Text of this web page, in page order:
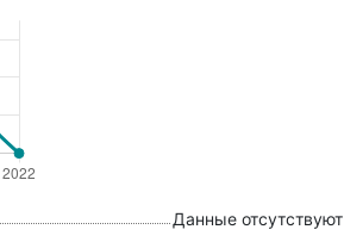
Данные отсутствуют